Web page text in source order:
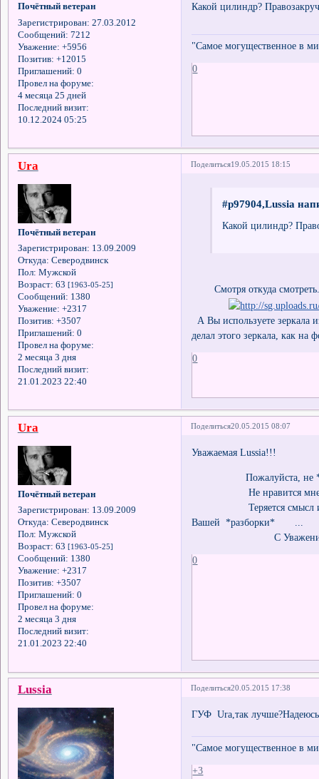
Почётный ветеран
Зарегистрирован: 27.03.2012
Сообщений: 7212
Уважение: +5956
Позитив: +12015
Приглашений: 0
Провел на форуме:
4 месяца 25 дней
Последний визит:
10.12.2024 05:25
Какой цилиндр?
"Самое могущественное в
0
Поделиться19.05.2015 18:15
Ura
Почётный ветеран
Зарегистрирован: 13.09.2009
Откуда: Северодвинск
Пол: Мужской
Возраст: 63 [1963-05-25]
Сообщений: 1380
Уважение: +2317
Позитив: +3507
Приглашений: 0
Провел на форуме:
2 месяца 3 дня
Последний визит:
21.01.2023 22:40
#p97904,Lussia
Какой цилиндр?
Смотря откуда смотреть.
А Вы используете зеркала
делал этого зеркала, как на
0
Поделиться20.05.2015 08:07
Ura
Почётный ветеран
Зарегистрирован: 13.09.2009
Откуда: Северодвинск
Пол: Мужской
Возраст: 63 [1963-05-25]
Сообщений: 1380
Уважение: +2317
Позитив: +3507
Приглашений: 0
Провел на форуме:
2 месяца 3 дня
Последний визит:
21.01.2023 22:40
Уважаемая Lussia!!!
Пожалуйста, не
Не нравится мне
Теряется смысл и
Вашей *разборки* ...
С Уважением
0
Поделиться20.05.2015 17:38
Lussia
ГУФ Ura,так
"Самое могущественное в
+3